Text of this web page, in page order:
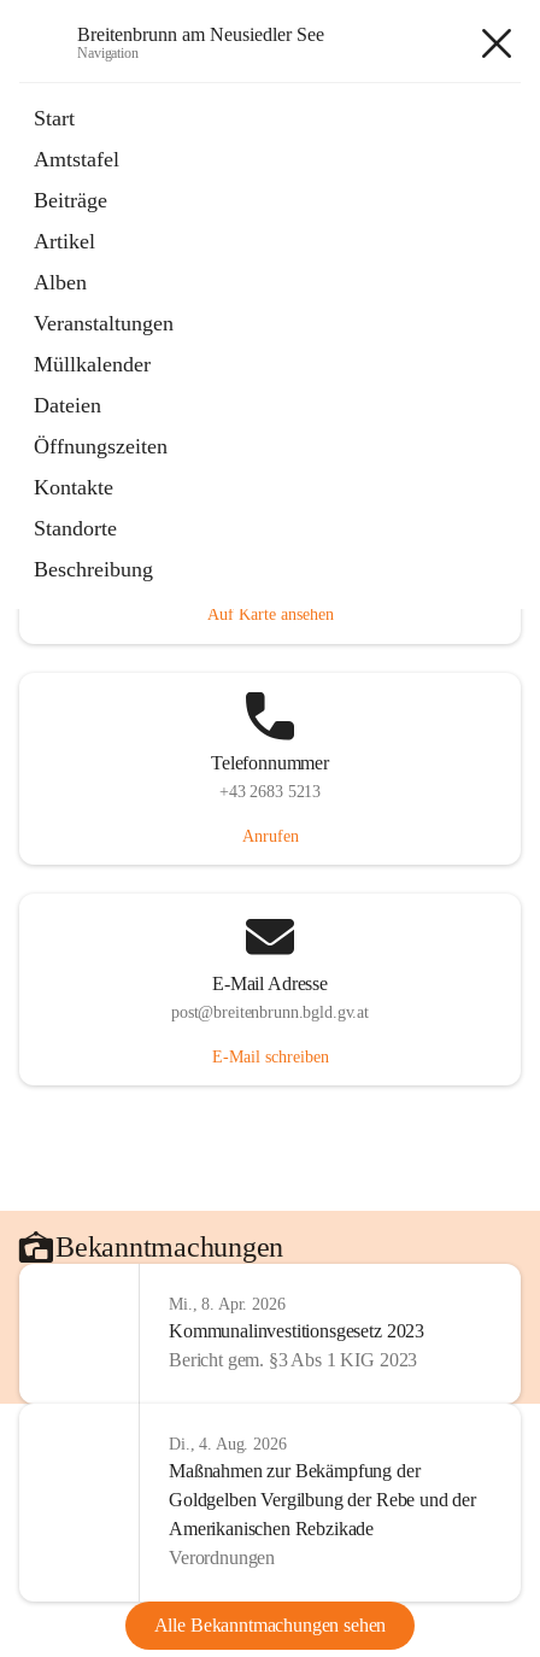
Breitenbrunn am Neusiedler See
Navigation
Start
Amtstafel
Beiträge
Artikel
Alben
Veranstaltungen
Müllkalender
Dateien
Öffnungszeiten
Kontakte
Standorte
Beschreibung
18 Schnellzugriffe
Gemeindeservice
Auf Karte ansehen
Telefonnummer
+43 2683 5213
Anrufen
E-Mail Adresse
post@breitenbrunn.bgld.gv.at
E-Mail schreiben
Bekanntmachungen
Mi., 8. Apr. 2026
Kommunalinvestitionsgesetz 2023
Bericht gem. §3 Abs 1 KIG 2023
Di., 4. Aug. 2026
Maßnahmen zur Bekämpfung der
Goldgelben Vergilbung der Rebe und der
Amerikanischen Rebzikade
Verordnungen
Alle Bekanntmachungen sehen